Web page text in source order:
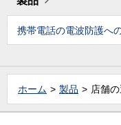
携帯電話の電波防護へ
ホーム 製品 店舗